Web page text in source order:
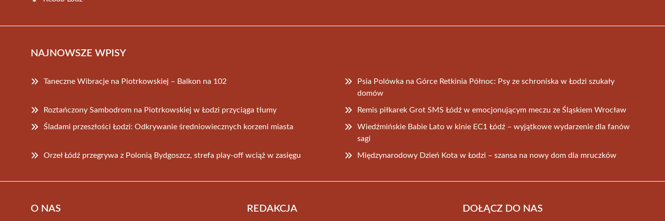
NAJNOWSZE WPISY
Taneczne Wibracje na Piotrkowskiej – Balkon na 102
Psia Polówka na Górce Retkinia Północ: Psy ze schroniska w Łodzi szukały
domów
Roztańczony Sambodrom na Piotrkowskiej w Łodzi przyciąga tłumy Remis piłkarek Grot SMS Łódź w emocjonującym meczu ze Śląskiem Wrocław
Śladami przeszłości Łodzi: Odkrywanie średniowiecznych korzeni miasta
Wiedźmińskie Babie Lato w kinie EC1 Łódź – wyjątkowe wydarzenie dla fanów
sagi
Orzeł Łódź przegrywa z Polonią Bydgoszcz, strefa play-off wciąż w zasięgu Międzynarodowy Dzień Kota w Łodzi – szansa na nowy dom dla mruczków
O NAS REDAKCJA DOŁĄCZ DO NAS